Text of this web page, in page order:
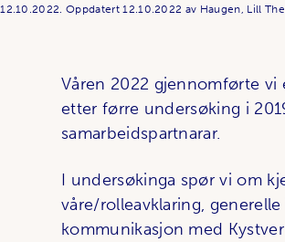
12.10.2022.Oppdatert 12.10.2022 av Haugen, Lill
Våren 2022 gjennomførte
etter førre undersøking i
samarbeidspartnarar.
I undersøkinga spør vi om
våre/rolleavklaring,
kommunikasjon med